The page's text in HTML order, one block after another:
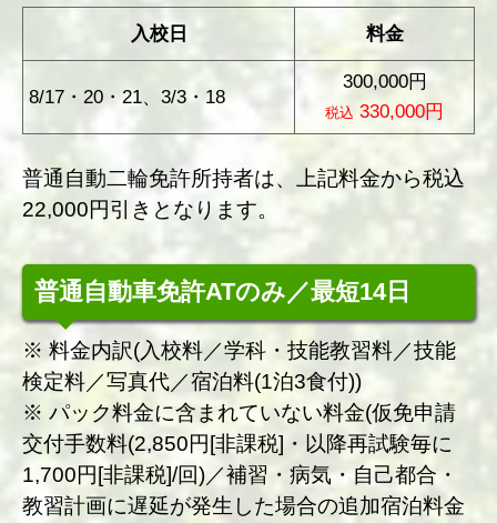
入校日 料金
8/17・20・21、3/3・18
300,000円
税込 330,000円
普通自動二輪免許所持者は、上記料金から税込
22,000円引きとなります。
普通自動車免許ATのみ／最短14日
※ 料金内訳(入校料／学科・技能教習料／技能
検定料／写真代／宿泊料(1泊3食付))
※ パック料金に含まれていない料金(仮免申請
交付手数料(2,850円[非課税]・以降再試験毎に
1,700円[非課税]/回)／補習・病気・自己都合・
教習計画に遅延が発生した場合の追加宿泊料金